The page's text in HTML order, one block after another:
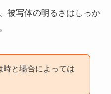
被写体の明るさはしっか
時と場合によっては